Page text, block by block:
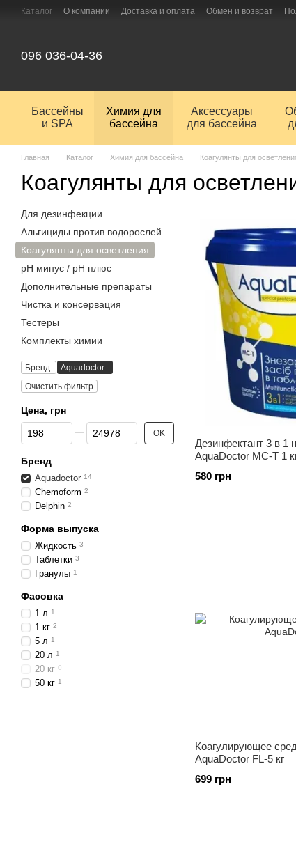
Перейти к основному контенту
Каталог О компании Доставка и оплата Обмен и возврат
096 036-04-36
Бассейны
и SPA
Химия для
бассейна
Аксессуары
для бассейна
Главная Каталог Химия для бассейна Коагулянты для
Коагулянты для
Дезинфектант 3 в 1
AquaDoctor MC-T 1
580 грн
Коагулирующее
AquaDoctor FL-5 кг
699 грн
Для дезинфекции
Альгициды против водорослей
Коагулянты для осветления
pH минус / pH плюс
Дополнительные препараты
Чистка и консервация
Тестеры
Комплекты химии
Бренд:
Aquadoctor
Очистить фильтр
Цена, грн
От Цена, грн
До Цена, грн OK
Бренд
Aquadoctor 14
Chemoform 2
Delphin 2
Форма выпуска
Жидкость 3
Таблетки 3
Гранулы 1
Фасовка
1 л 1
1 кг 2
5 л 1
20 л 1
20 кг 0
50 кг 1